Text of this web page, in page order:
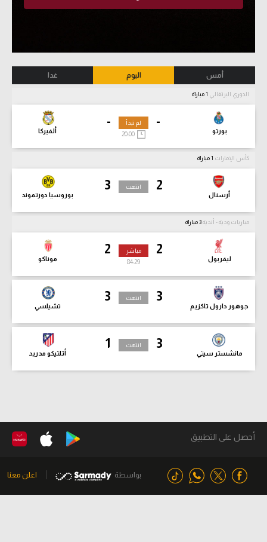
أمس اليوم غدا
الدوري البرتغالي
-
بورتو
-
ألفيركا
لم تبدأ
كأس الإمارات
2
أرسنال
3
بوروسيا دورتموند
انتهت
مباريات ودية - أندية
2
ليفربول
2
موناكو
مباشر
84:31
3
جوهور دارول تاكزيم
3
تشيلسي
انتهت
3
مانشستر سيتي
1
أتلتيكو مدريد
انتهت
أحصل على التطبيق
بواسطة اعلن معنا